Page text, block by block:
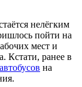
нелёгким
пойти на
мест и
Кстати, ранее в
на